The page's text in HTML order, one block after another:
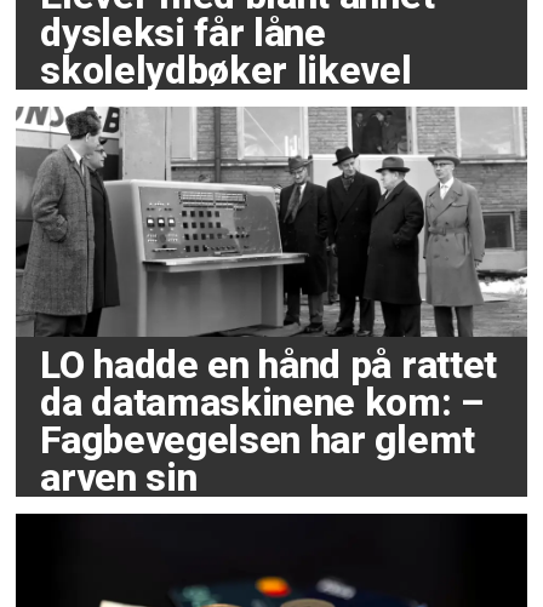
dysleksi får låne
skolelydbøker likevel
LO hadde en hånd på rattet
da datamaskinene kom: –
Fagbevegelsen har glemt
arven sin